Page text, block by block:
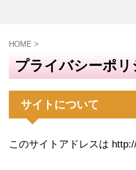
HOME >
プライバシーポリ
サイトについて
このサイトアドレスは